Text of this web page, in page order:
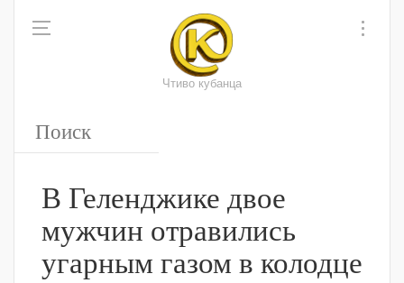
Чтиво кубанца
В Геленджике двое
мужчин отравились
угарным газом в колодце